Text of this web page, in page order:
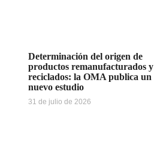
Determinación del origen de
productos remanufacturados y
reciclados: la OMA publica un
nuevo estudio
31 de julio de 2026